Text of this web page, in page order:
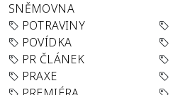
SNĚMOVNA
POTRAVINY
POVÍDKA
PR ČLÁNEK
PRAXE